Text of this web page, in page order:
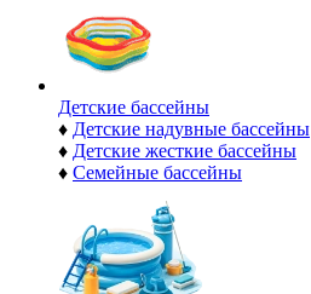
Детские бассейны
♦ Детские надувные бассейны
♦ Детские жесткие бассейны
♦ Семейные бассейны